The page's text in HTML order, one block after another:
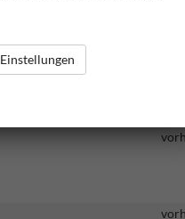
Einstellungen